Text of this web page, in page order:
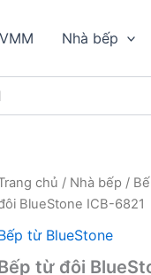
VMM Nhà bếp
chủ / Nhà bếp /
BlueStone ICB-6821
từ BlueStone
từ đôi